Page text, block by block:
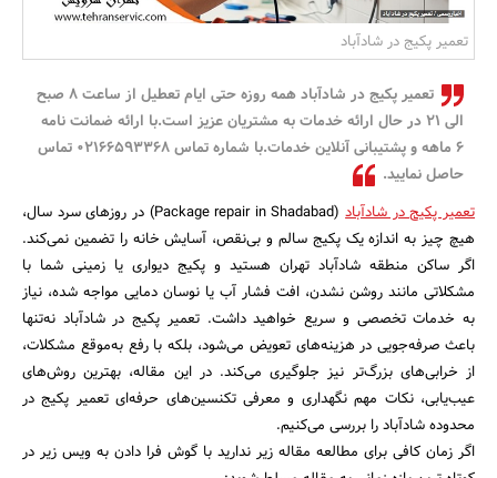
تعمیر پکیج در شادآباد
تعمیر پکیج در شادآباد همه روزه حتی ایام تعطیل از ساعت ۸ صبح
الی ۲۱ در حال ارائه خدمات به مشتریان عزیز است.با ارائه ضمانت نامه
6 ماهه و پشتیبانی آنلاین خدمات.با شماره تماس ۰۲۱۶۶۵۹۳۳۶۸ تماس
حاصل نمایید.
تعمیر پکیج در شادآباد
(Package repair in Shadabad) در روزهای سرد سال،
هیچ چیز به اندازه یک پکیج سالم و بی‌نقص، آسایش خانه را تضمین نمی‌کند.
اگر ساکن منطقه شادآباد تهران هستید و پکیج دیواری یا زمینی شما با
مشکلاتی مانند روشن نشدن، افت فشار آب یا نوسان دمایی مواجه شده، نیاز
به خدمات تخصصی و سریع خواهید داشت. تعمیر پکیج در شادآباد نه‌تنها
باعث صرفه‌جویی در هزینه‌های تعویض می‌شود، بلکه با رفع به‌موقع مشکلات،
از خرابی‌های بزرگ‌تر نیز جلوگیری می‌کند. در این مقاله، بهترین روش‌های
عیب‌یابی، نکات مهم نگهداری و معرفی تکنسین‌های حرفه‌ای تعمیر پکیج در
محدوده شادآباد را بررسی می‌کنیم.
اگر زمان کافی برای مطالعه مقاله زیر ندارید با گوش فرا دادن به ویس زیر در